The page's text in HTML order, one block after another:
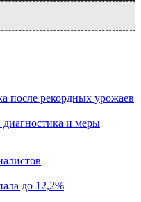
после рекордных урожаев
диагностика и меры
до 12,2%